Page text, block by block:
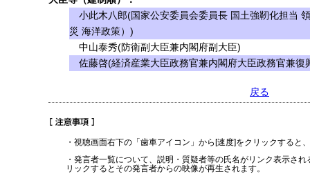
小此木八郎(国家公安委員会委員長 国土強靭化担当
災 海洋政策）)
中山泰秀(防衛副大臣兼内閣府副大臣)
佐藤啓(経済産業大臣政務官兼内閣府大臣政務官兼復
戻る
・視聴画面右下の「歯車アイコン」から[速度]をクリックすると
・発言者一覧について、説明・質疑者等の氏名がリンク表示さ
リックするとその発言者からの映像が再生されます。